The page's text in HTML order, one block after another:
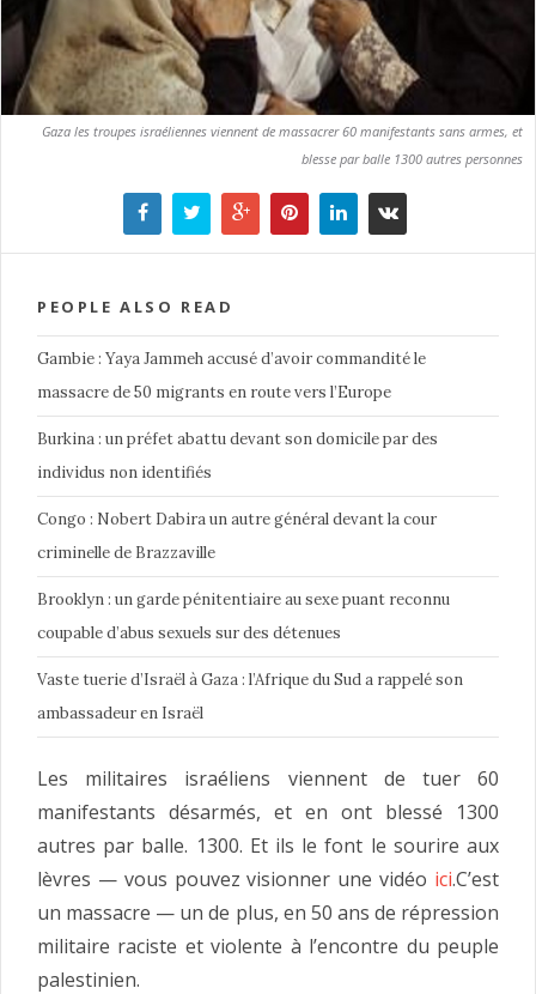
Gaza les troupes israéliennes viennent de massacrer 60 manifestants sans armes, et
blesse par balle 1300 autres personnes
PEOPLE ALSO READ
Gambie : Yaya Jammeh accusé d’avoir commandité le
massacre de 50 migrants en route vers l’Europe
Burkina : un préfet abattu devant son domicile par des
individus non identifiés
Congo : Nobert Dabira un autre général devant la cour
criminelle de Brazzaville
Brooklyn : un garde pénitentiaire au sexe puant reconnu
coupable d’abus sexuels sur des détenues
Vaste tuerie d’Israël à Gaza : l’Afrique du Sud a rappelé son
ambassadeur en Israël
Les militaires israéliens viennent de tuer 60
manifestants désarmés, et en ont blessé 1300
autres par balle. 1300. Et ils le font le sourire aux
lèvres — vous pouvez visionner une vidéo ici.C’est
un massacre — un de plus, en 50 ans de répression
militaire raciste et violente à l’encontre du peuple
palestinien.